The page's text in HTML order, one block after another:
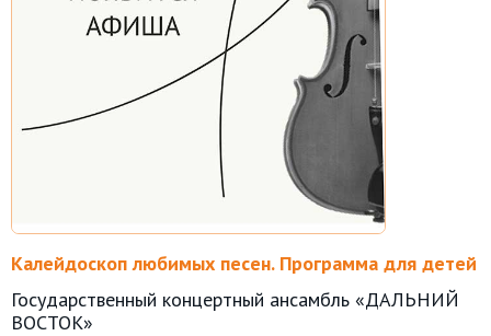
Калейдоскоп любимых песен. Программа для детей
Государственный концертный ансамбль «ДАЛЬНИЙ
ВОСТОК»